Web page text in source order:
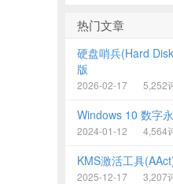
热门文章
硬盘哨兵(Hard
版
2026-02-17 5,252
Windows 10 数字
2024-01-12 4,564
KMS激活工具
2025-12-17 3,207